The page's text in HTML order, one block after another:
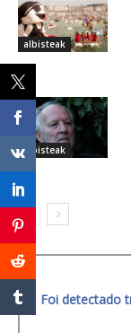
albisteak
albisteak